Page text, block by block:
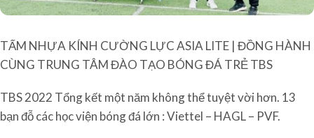
TẤM NHỰA KÍNH CƯỜNG LỰC ASIA LITE | ĐỒNG HÀNH
CÙNG TRUNG TÂM ĐÀO TẠO BÓNG ĐÁ TRẺ TBS
TBS 2022 Tổng kết một năm không thể tuyệt vời hơn. 13
bạn đỗ các học viện bóng đá lớn : Viettel – HAGL – PVF.